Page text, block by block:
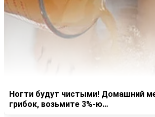
Ногти будут чистыми! Домашний
грибок, возьмите 3%-ю…